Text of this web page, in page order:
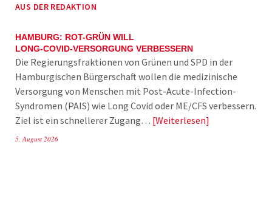
AUS DER REDAKTION
HAMBURG: ROT-GRÜN WILL
LONG-COVID-VERSORGUNG VERBESSERN
Die Regierungsfraktionen von Grünen und SPD in der
Hamburgischen Bürgerschaft wollen die medizinische
Versorgung von Menschen mit Post-Acute-Infection-
Syndromen (PAIS) wie Long Covid oder ME/CFS verbessern.
Ziel ist ein schnellerer Zugang… Weiterlesen
5. August 2026